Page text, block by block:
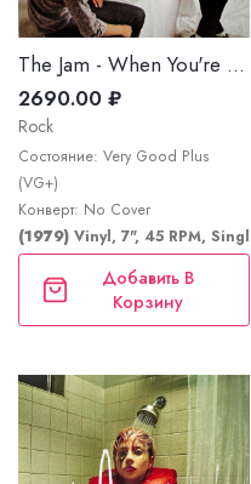
Stereo
The Jam - When You're Young c/w Smithers-Jones
2690.00 ₽
Rock
Состояние: Very Good Plus
(VG+)
Конверт: No Cover
(1979)Vinyl, 7", 45 RPM, Single
Добавить В
Корзину